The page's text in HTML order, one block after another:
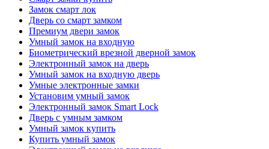
Замок смарт лок
Дверь со смарт замком
Премиум двери замок
Умный замок на входную
Биометрический врезной дверной замок
Электронный замок на дверь
Умный замок на входную дверь
Умные электронные замки
Установим умный замок
Электронный замок Smart Lock
Дверь с умным замком
Умный замок купить
Купить умный замок